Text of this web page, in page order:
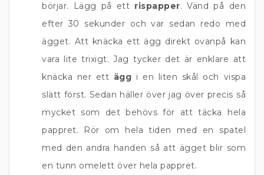
börjar. Lägg på ett rispapper. Vänd på den
efter 30 sekunder och var sedan redo med
ägget. Att knäcka ett ägg direkt ovanpå kan
vara lite trixigt. Jag tycker det är enklare att
knäcka ner ett ägg i en liten skål och vispa
slätt först. Sedan häller över jag över precis så
mycket som det behövs för att täcka hela
pappret. Rör om hela tiden med en spatel
med den andra handen så att ägget blir som
en tunn omelett över hela pappret.